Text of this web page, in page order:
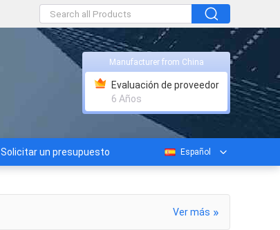
Manufacturer from China
Evaluación de proveedor
6 Años
Solicitar un presupuesto Español
Ver más »